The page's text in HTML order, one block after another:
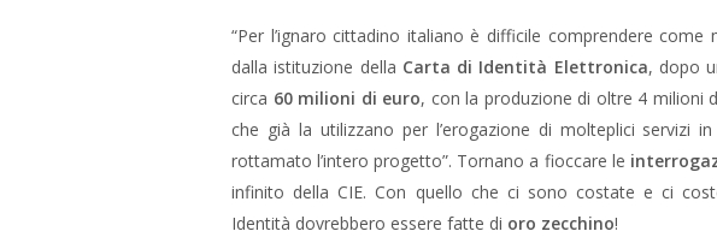
“Per l’ignaro cittadino italiano è difficile comprendere
dalla istituzione della Carta di Identità Elettronica, dopo
circa 60 milioni di euro, con la produzione di oltre 4 milioni
che già la utilizzano per l’erogazione di molteplici servizi
rottamato l’intero progetto”. Tornano a fioccare le
infinito della CIE. Con quello che ci sono costate e ci
Identità dovrebbero essere fatte di oro zecchino!